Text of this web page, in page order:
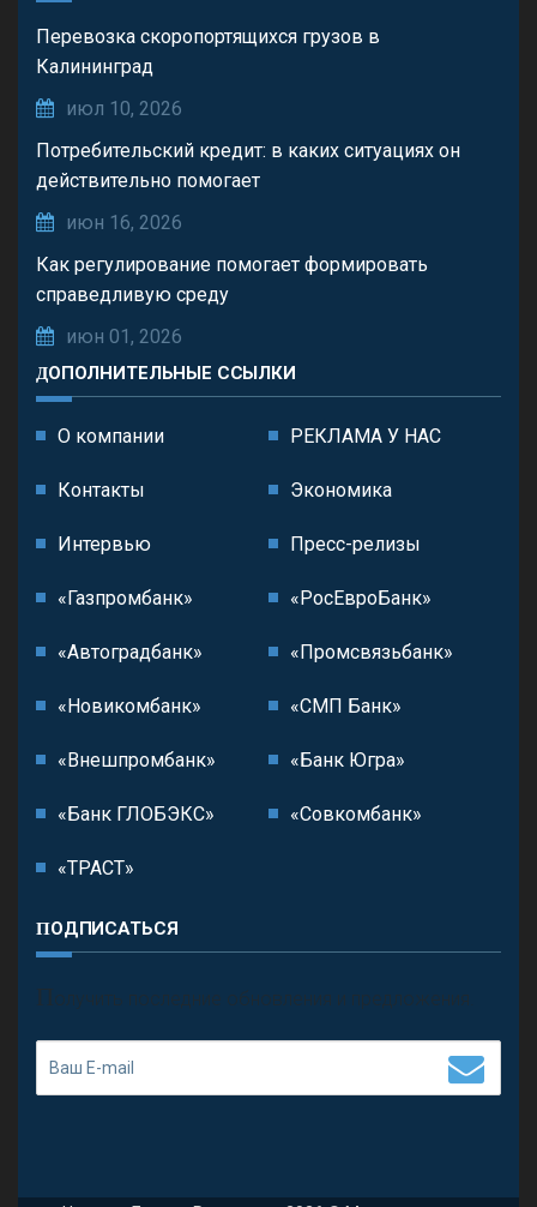
Перевозка скоропортящихся грузов в
Калининград
июл 10, 2026
Потребительский кредит: в каких ситуациях он
действительно помогает
июн 16, 2026
Как регулирование помогает формировать
справедливую среду
июн 01, 2026
ДОПОЛНИТЕЛЬНЫЕ ССЫЛКИ
О компании РЕКЛАМА У НАС
Контакты Экономика
Интервью Пресс-релизы
«Газпромбанк» «РосЕвроБанк»
«Автоградбанк» «Промсвязьбанк»
«Новикомбанк» «СМП Банк»
«Внешпромбанк» «Банк Югра»
«Банк ГЛОБЭКС» «Совкомбанк»
«ТРАСТ»
ПОДПИСАТЬСЯ
П олучить последние обновления и предложения.